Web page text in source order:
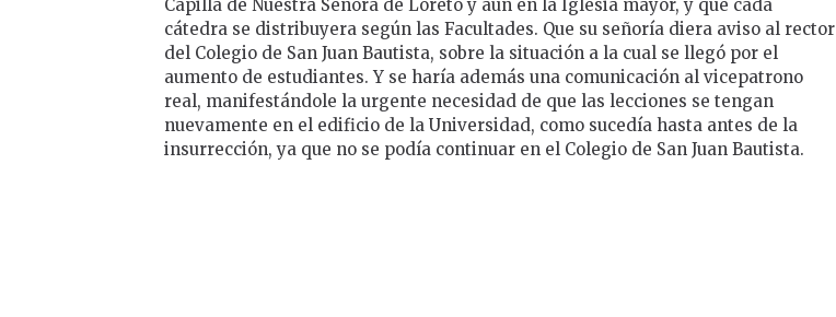
Capilla de Nuestra Señora de Loreto y aun en la Iglesia mayor, y que cada
cátedra se distribuyera según las Facultades. Que su señoría diera aviso al rector
del Colegio de San Juan Bautista, sobre la situación a la cual se llegó por el
aumento de estudiantes. Y se haría además una comunicación al vicepatrono
real, manifestándole la urgente necesidad de que las lecciones se tengan
nuevamente en el edificio de la Universidad, como sucedía hasta antes de la
insurrección, ya que no se podía continuar en el Colegio de San Juan Bautista.